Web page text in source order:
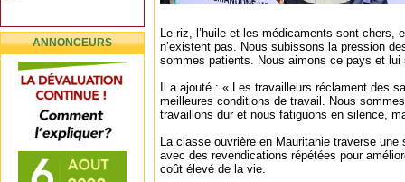
ANNONCEURS
Le riz, l’huile et les médicaments sont chers,
n’existent pas. Nous subissons la pression
sommes patients. Nous aimons ce pays et lui
Il a ajouté : « Les travailleurs réclament des
meilleures conditions de travail. Nous
travaillons dur et nous fatiguons en silence,
La classe ouvrière en Mauritanie traverse
avec des revendications répétées pour
coût élevé de la vie.